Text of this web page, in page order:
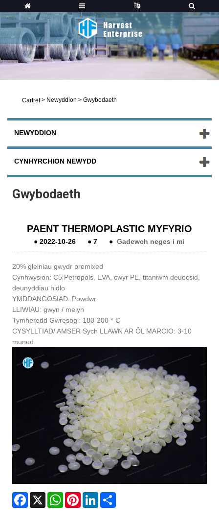
Cartref > Newyddion > Gwybodaeth
NEWYDDION
CYNHYRCHION NEWYDD
Gwybodaeth
PAENT THERMOPLASTIC MYFYRIO
●2022-10-26 ●7 ● Gadewch neges i mi
20% gleiniau gwydr premixed
Cynhwysion: C5 Petropols, EVA, cwyr PE, titaniwm deuocsid,
deunyddiau hidlo
YMDDANGOSIAD: Powdwr
LLIWIAU: gwyn / melyn
Tymheredd Gwresogi: 180-200 ° C
CYSYLLTIAD/ AMSER Sych LLAWN AR ÔL MARCIO: 3-10
munud.
Facebook
X WhatsAppPinterestLinkedIn